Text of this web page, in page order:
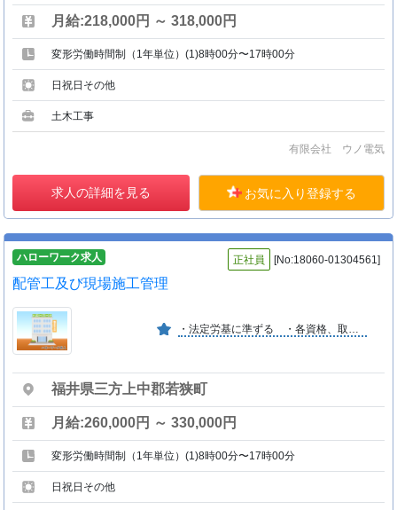
月給:218,000円 ～ 318,000円
変形労働時間制（1年単位）(1)8時00分〜17時00分
日祝日その他
土木工事
有限会社 ウノ電気
求人の詳細を見る お気に入り登録する
ハローワーク求人 正社員 [No:18060-01304561]
配管工及び現場施工管理
・法定労基に準ずる ・各資格、取得の実施 ・配管技術者としての将来の安定 今後一層の発展が期待できる （たー３４）
福井県三方上中郡若狭町
月給:260,000円 ～ 330,000円
変形労働時間制（1年単位）(1)8時00分〜17時00分
日祝日その他